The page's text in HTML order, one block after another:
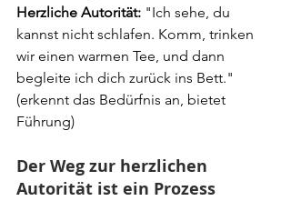
Herzliche Autorität: "Ich sehe, du
kannst nicht schlafen. Komm, trinken
wir einen warmen Tee, und dann
begleite ich dich zurück ins Bett."
(erkennt das Bedürfnis an, bietet
Führung)
Der Weg zur herzlichen
Autorität ist ein Prozess